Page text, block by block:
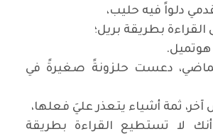
دلواً فيه حليب،
القراءة بطريقة بريل؛
.
دعست حلزونةً صغيرةً في
ثمة أشياء يتعذر عليَ فعلها،
أنك لا تستطيع القراءة بطريقة